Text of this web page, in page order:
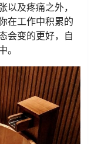
以及疼痛之外，
在工作中积累的
会变的更好，自
。